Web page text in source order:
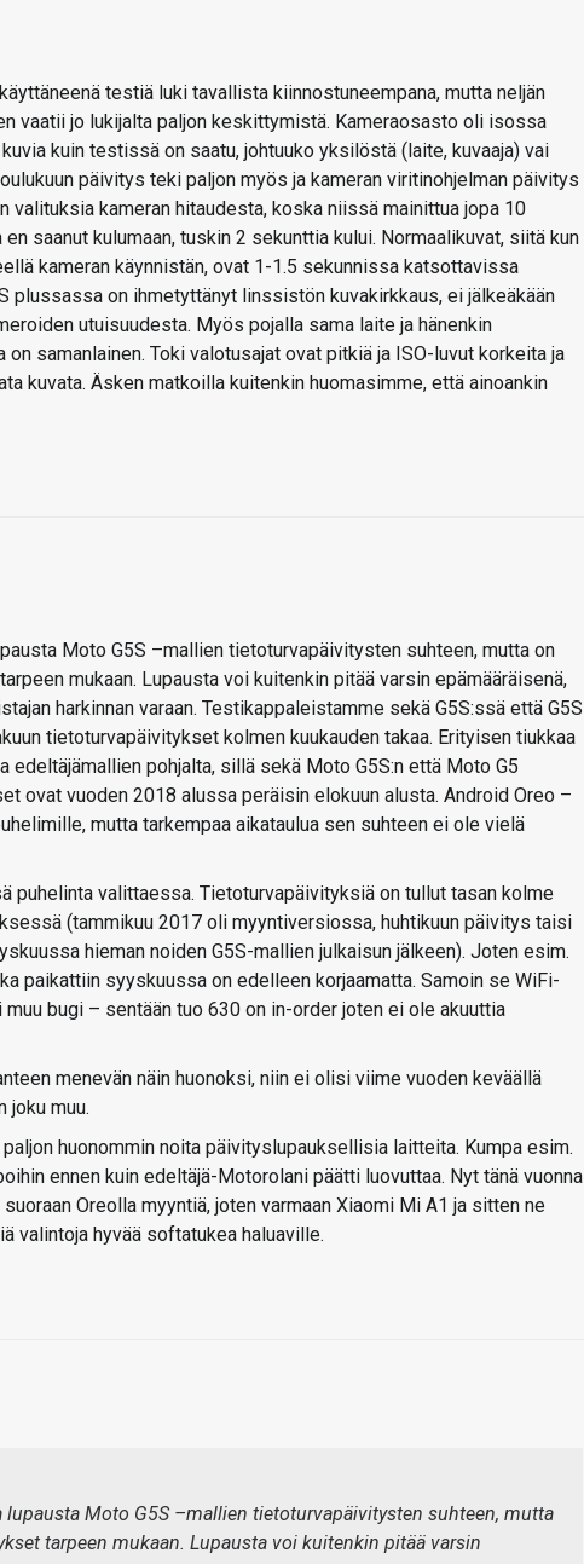
testiä luki tavallista kiinnostuneempana, mutta neljän
vaatii jo lukijalta paljon keskittymistä. Kameraosasto oli isossa
kuin testissä on saatu, johtuuko yksilöstä (laite, kuvaaja) vai
päivitys teki paljon myös ja kameran viritinohjelman päivitys
kameran hitaudesta, koska niissä mainittua jopa 10
saanut kulumaan, tuskin 2 sekunttia kului. Normaalikuvat, siitä kun
kameran käynnistän, ovat 1-1.5 sekunnissa katsottavissa
plussassa on ihmetyttänyt linssistön kuvakirkkaus, ei jälkeäkään
utuisuudesta. Myös pojalla sama laite ja hänenkin
samanlainen. Toki valotusajat ovat pitkiä ja ISO-luvut korkeita ja
kuvata. Äsken matkoilla kuitenkin huomasimme, että ainoankin
Moto G5S –mallien tietoturvapäivitysten suhteen, mutta on
mukaan. Lupausta voi kuitenkin pitää varsin epämääräisenä,
harkinnan varaan. Testikappaleistamme sekä G5S:ssä että G5S
tietoturvapäivitykset kolmen kuukauden takaa. Erityisen tiukkaa
pohjalta, sillä sekä Moto G5S:n että Moto G5
ovat vuoden 2018 alussa peräisin elokuun alusta. Android Oreo –
mutta tarkempaa aikataulua sen suhteen ei ole vielä
puhelinta valittaessa. Tietoturvapäivityksiä on tullut tasan kolme
(tammikuu 2017 oli myyntiversiossa, huhtikuun päivitys taisi
hieman noiden G5S-mallien julkaisun jälkeen). Joten esim.
paikattiin syyskuussa on edelleen korjaamatta. Samoin se WiFi-
bugi – sentään tuo 630 on in-order joten ei ole akuuttia
menevän näin huonoksi, niin ei olisi viime vuoden keväällä
joku muu.
huonommin noita päivityslupauksellisia laitteita. Kumpa esim.
ennen kuin edeltäjä-Motorolani päätti luovuttaa. Nyt tänä vuonna
Oreolla myyntiä, joten varmaan Xiaomi Mi A1 ja sitten ne
valintoja hyvää softatukea haluaville.
lupausta Moto G5S –mallien tietoturvapäivitysten suhteen, mutta
tarpeen mukaan. Lupausta voi kuitenkin pitää varsin